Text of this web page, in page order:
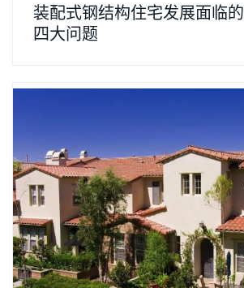
装配式钢结构住宅发展面临的
四大问题